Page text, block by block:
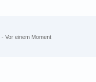
- Vor einem Moment